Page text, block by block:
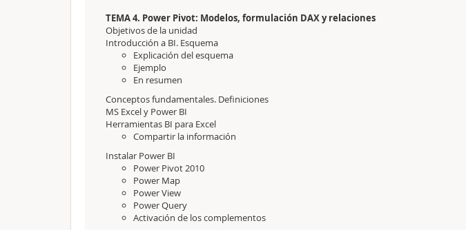
TEMA 4. Power Pivot: Modelos, formulación DAX y relaciones
Objetivos de la unidad
Introducción a BI. Esquema
Explicación del esquema
Ejemplo
En resumen
Conceptos fundamentales. Definiciones
MS Excel y Power BI
Herramientas BI para Excel
Compartir la información
Instalar Power BI
Power Pivot 2010
Power Map
Power View
Power Query
Activación de los complementos